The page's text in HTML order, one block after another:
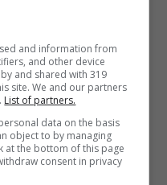
moda. Infatti, nel
andate in scena,
kermesse ne
nello scoprire
and information from
and other device
and shared with 319
site. We and our partners
List of partners.
data on the basis
object to by managing
at the bottom of this page
consent in privacy